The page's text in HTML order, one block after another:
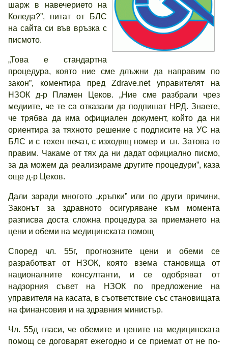
шарж в навечерието на
Коледа?”, питат от БЛС
на сайта си във връзка с
писмото.
„Това е стандартна
процедура, която ние сме длъжни да направим по
закон”, коментира пред Zdrave.net управителят на
НЗОК д-р Пламен Цеков. „Ние сме разбрали чрез
медиите, че те са отказали да подпишат НРД. Знаете,
че трябва да има официален документ, който да ни
ориентира за тяхното решение с подписите на УС на
БЛС и с техен печат, с изходящ номер и т.н. Затова го
правим. Чакаме от тях да ни дадат официално писмо,
за да можем да реализираме другите процедури”, каза
още д-р Цеков.
Дали заради многото „кръпки” или по други причини,
Законът за здравното осигуряване към момента
разписва доста сложна процедура за приемането на
цени и обеми на медицинската помощ
Според чл. 55г, прогнозните цени и обеми се
разработват от НЗОК, която взема становища от
националните консултанти, и се одобряват от
надзорния съвет на НЗОК по предложение на
управителя на касата, в съответствие със становищата
на финансовия и на здравния министър.
Чл. 55д гласи, че обемите и цените на медицинската
помощ се договарят ежегодно и се приемат от не по-